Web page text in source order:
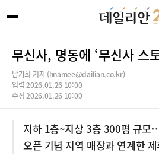
무신사, 명동에 ‘무신사 스
남가희 기자 (hnamee@dailian.co.kr)
입력 2026.01.26 10:00
수정 2026.01.26 10:00
지하 1층~지상 3층 300평 규모
오픈 기념 지역 매장과 연계한